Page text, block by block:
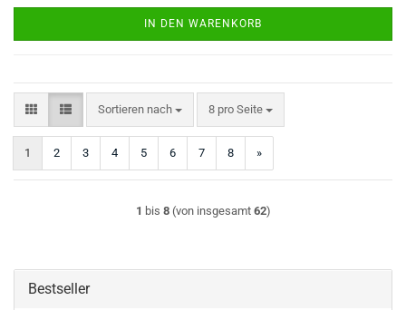
IN DEN WARENKORB
Sortieren nach
Sortieren nach 8 pro Seite
pro Seite
1 2 3 4 5 6 7 8 »
1 bis 8(von insgesamt 62)
Bestseller